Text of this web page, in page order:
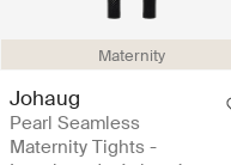
Maternity
Johaug
Pearl Seamless
Maternity Tights -